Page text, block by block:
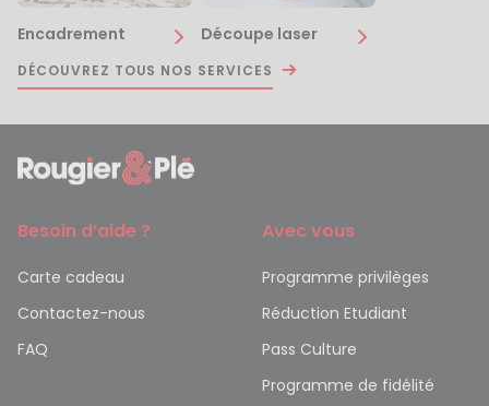
Encadrement Découpe laser
DÉCOUVREZ TOUS NOS SERVICES
Besoin d’aide ?
Carte cadeau
Contactez-nous
FAQ
Avec vous
Programme privilèges
Réduction Etudiant
Pass Culture
Programme de fidélité